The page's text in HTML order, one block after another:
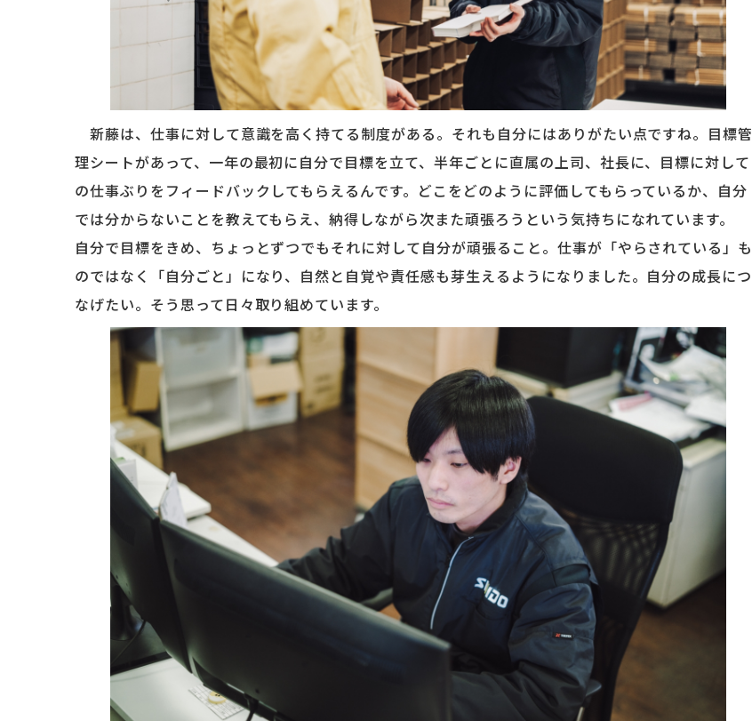
新藤は、仕事に対して意識を高く持てる制度がある。それも自分にはありがたい点ですね。目標管
理シートがあって、一年の最初に自分で目標を立て、半年ごとに直属の上司、社長に、目標に対して
の仕事ぶりをフィードバックしてもらえるんです。どこをどのように評価してもらっているか、自分
では分からないことを教えてもらえ、納得しながら次また頑張ろうという気持ちになれています。
自分で目標をきめ、ちょっとずつでもそれに対して自分が頑張ること。仕事が「やらされている」も
のではなく「自分ごと」になり、自然と自覚や責任感も芽生えるようになりました。自分の成長につ
なげたい。そう思って日々取り組めています。